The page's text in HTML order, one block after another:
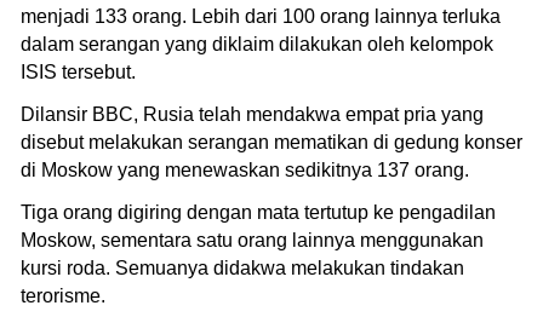
menjadi 133 orang. Lebih dari 100 orang lainnya terluka
dalam serangan yang diklaim dilakukan oleh kelompok
ISIS tersebut.
Dilansir BBC, Rusia telah mendakwa empat pria yang
disebut melakukan serangan mematikan di gedung konser
di Moskow yang menewaskan sedikitnya 137 orang.
Tiga orang digiring dengan mata tertutup ke pengadilan
Moskow, sementara satu orang lainnya menggunakan
kursi roda. Semuanya didakwa melakukan tindakan
terorisme.